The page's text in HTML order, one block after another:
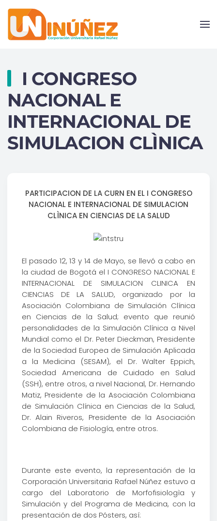
Skip to main content
I CONGRESO
NACIONAL E
INTERNACIONAL DE
SIMULACION CLÌNICA
PARTICIPACION DE LA CURN EN EL I CONGRESO
NACIONAL E INTERNACIONAL DE SIMULACION
CLÌNICA EN CIENCIAS DE LA SALUD
El pasado 12, 13 y 14 de Mayo, se llevó a cabo en
la ciudad de Bogotá el I CONGRESO NACIONAL E
INTERNACIONAL DE SIMULACION CLINICA EN
CIENCIAS DE LA SALUD, organizado por la
Asociación Colombiana de Simulación Clínica
en Ciencias de la Salud; evento que reunió
personalidades de la Simulación Clínica a Nivel
Mundial como el Dr. Peter Dieckman, Presidente
de la Sociedad Europea de Simulación Aplicada
a la Medicina (SESAM), el Dr. Walter Eppich,
Sociedad Americana de Cuidado en Salud
(SSH), entre otros, a nivel Nacional, Dr. Hernando
Matiz, Presidente de la Asociación Colombiana
de Simulación Clínica en Ciencias de la Salud,
Dr. Alain Riveros, Presidente de la Asociación
Colombiana de Fisiología, entre otros.
Durante este evento, la representación de la
Corporación Universitaria Rafael Núñez estuvo a
cargo del Laboratorio de Morfofisiologìa y
Simulación y del Programa de Medicina, con la
presentación de dos Pósters, así: